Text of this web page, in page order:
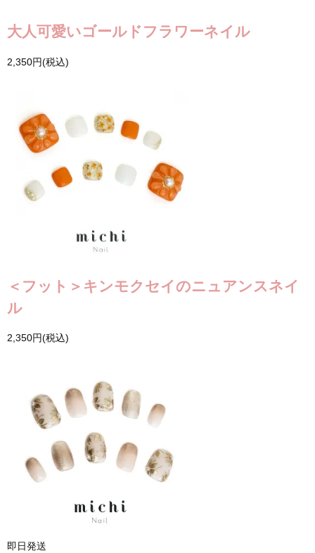
大人可愛いゴールドフラワーネイル
2,350円(税込)
＜フット＞キンモクセイのニュアンスネイ
ル
2,350円(税込)
即日発送